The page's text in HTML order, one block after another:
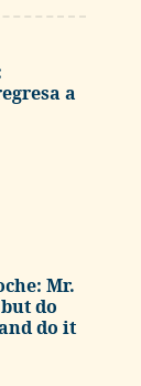
a
Mr.
do
do it